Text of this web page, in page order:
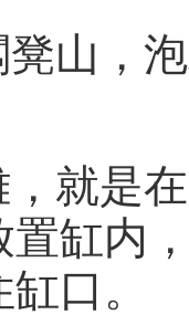
山，
就是
置缸内
口。